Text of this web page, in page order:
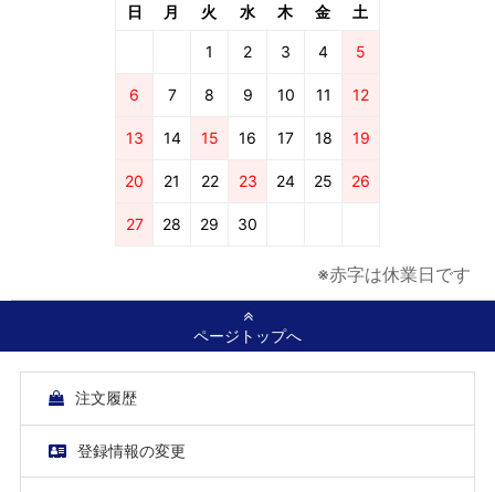
日 月 火 水 木 金 土
1 2 3 4 5
6 7 8 9 10 11 12
13 14 15 16 17 18 19
20 21 22 23 24 25 26
27 28 29 30
※赤字は休業日です
ページトップへ
注文履歴
登録情報の変更